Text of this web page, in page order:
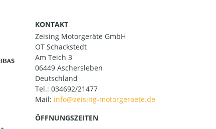
KONTAKT
Zeising Motorgeräte GmbH
OT Schackstedt
Am Teich 3
06449 Aschersleben
Deutschland
Tel.: 034692/21477
Mail:
ÖFFNUNGSZEITEN